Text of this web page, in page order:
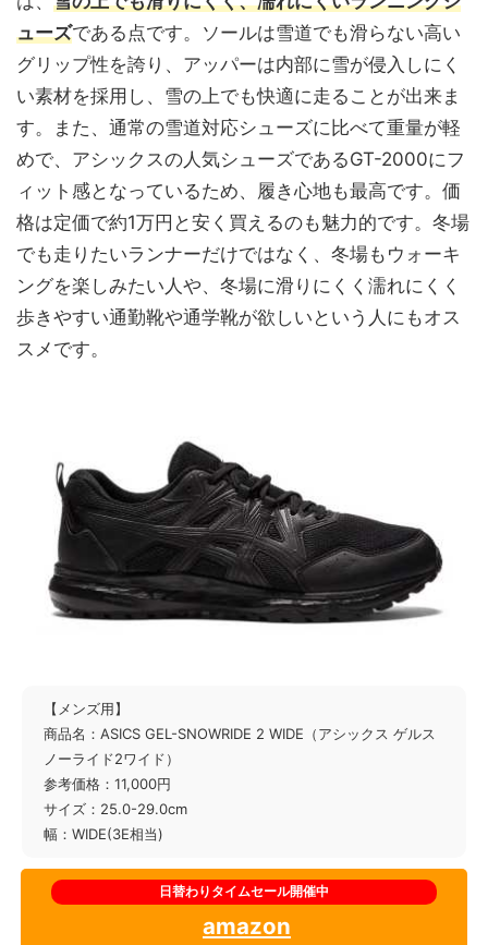
ューズである点です。ソールは雪道でも滑らない高い
グリップ性を誇り、アッパーは内部に雪が侵入しにく
い素材を採用し、雪の上でも快適に走ることが出来ま
す。また、通常の雪道対応シューズに比べて重量が軽
めで、アシックスの人気シューズであるGT-2000にフ
ィット感となっているため、履き心地も最高です。価
格は定価で約1万円と安く買えるのも魅力的です。冬場
でも走りたいランナーだけではなく、冬場もウォーキ
ングを楽しみたい人や、冬場に滑りにくく濡れにくく
歩きやすい通勤靴や通学靴が欲しいという人にもオス
スメです。
【メンズ用】
商品名：ASICS GEL-SNOWRIDE 2 WIDE（アシックス ゲルス
ノーライド2ワイド）
参考価格：11,000円
サイズ：25.0-29.0cm
幅：WIDE(3E相当)
amazon